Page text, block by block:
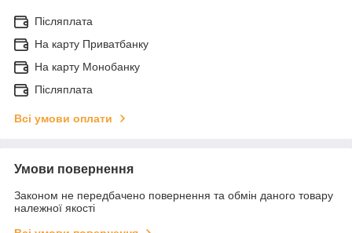
Післяплата
На карту Приватбанку
На карту Монобанку
Післяплата
Всі умови оплати
Умови повернення
Законом не передбачено повернення та обмін даного товару
належної якості